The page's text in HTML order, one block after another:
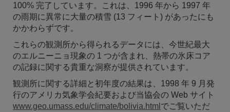
100% 完了しています。これは、1996 年から 1997 年
の雨期に異常に大量の積雪 (13 フィート) があったにも
かかわらずです。
これらの観測所から得られるデータには、今世紀最大
のエルニーニョ現象の 1 つが含まれ、熱帯の氷床コア
の記録に関する貴重な洞察が提供されています。
観測所に関する詳細と初年度の結果は、1998 年 9 月発
行のアメリカ気象学会紀要および当協会の Web サイト
www.geo.umass.edu/climate/bolivia.html でご覧いただ